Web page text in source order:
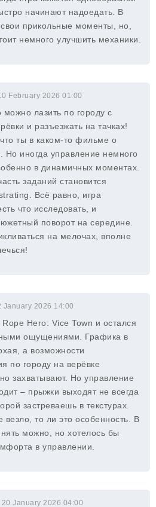
начинают надоедать. В
прикольные моменты, но,
немного улучшить механики.
February 2026 01:00
можно лазить по городу с
и разъезжать на тачках!
ты в каком-то фильме о
Но иногда управление немного
в динамичных моментах.
заданий становится
Всё равно, игра
что исследовать, и
поворот на середине.
на мелочах, вполне
January 2026 14:00
Hero: Vice Town и остался
ощущениями. Графика в
а возможности
по городу на верёвке
захватывают. Но управление
– прыжки выходят не всегда
застреваешь в текстурах.
то ли это особенность. В
можно, но хотелось бы
в управлении.
20 January 2026 04:00